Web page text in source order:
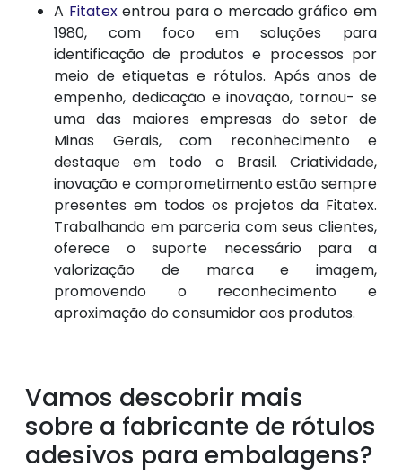
A Fitatexentrou para o mercado gráfico em
1980, com foco em soluções para
identificação de produtos e processos por
meio de etiquetas e rótulos. Após anos de
empenho, dedicação e inovação, tornou- se
uma das maiores empresas do setor de
Minas Gerais, com reconhecimento e
destaque em todo o Brasil. Criatividade,
inovação e comprometimento estão sempre
presentes em todos os projetos da Fitatex.
Trabalhando em parceria com seus clientes,
oferece o suporte necessário para a
valorização de marca e imagem,
promovendo o reconhecimento e
aproximação do consumidor aos produtos.
Vamos descobrir mais
sobre a fabricante de rótulos
adesivos para embalagens?